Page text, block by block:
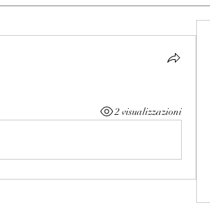
2 visualizzazioni